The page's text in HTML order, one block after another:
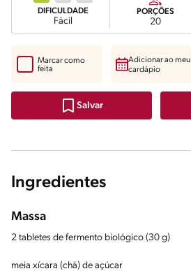
DIFICULDADE
Fácil
PORÇÕES
20
Salvar
Marcar como
feita
Adicionar ao meu
cardápio
Ingredientes
Massa
2 tabletes de fermento biológico (30 g)
meia xícara (chá) de açúcar